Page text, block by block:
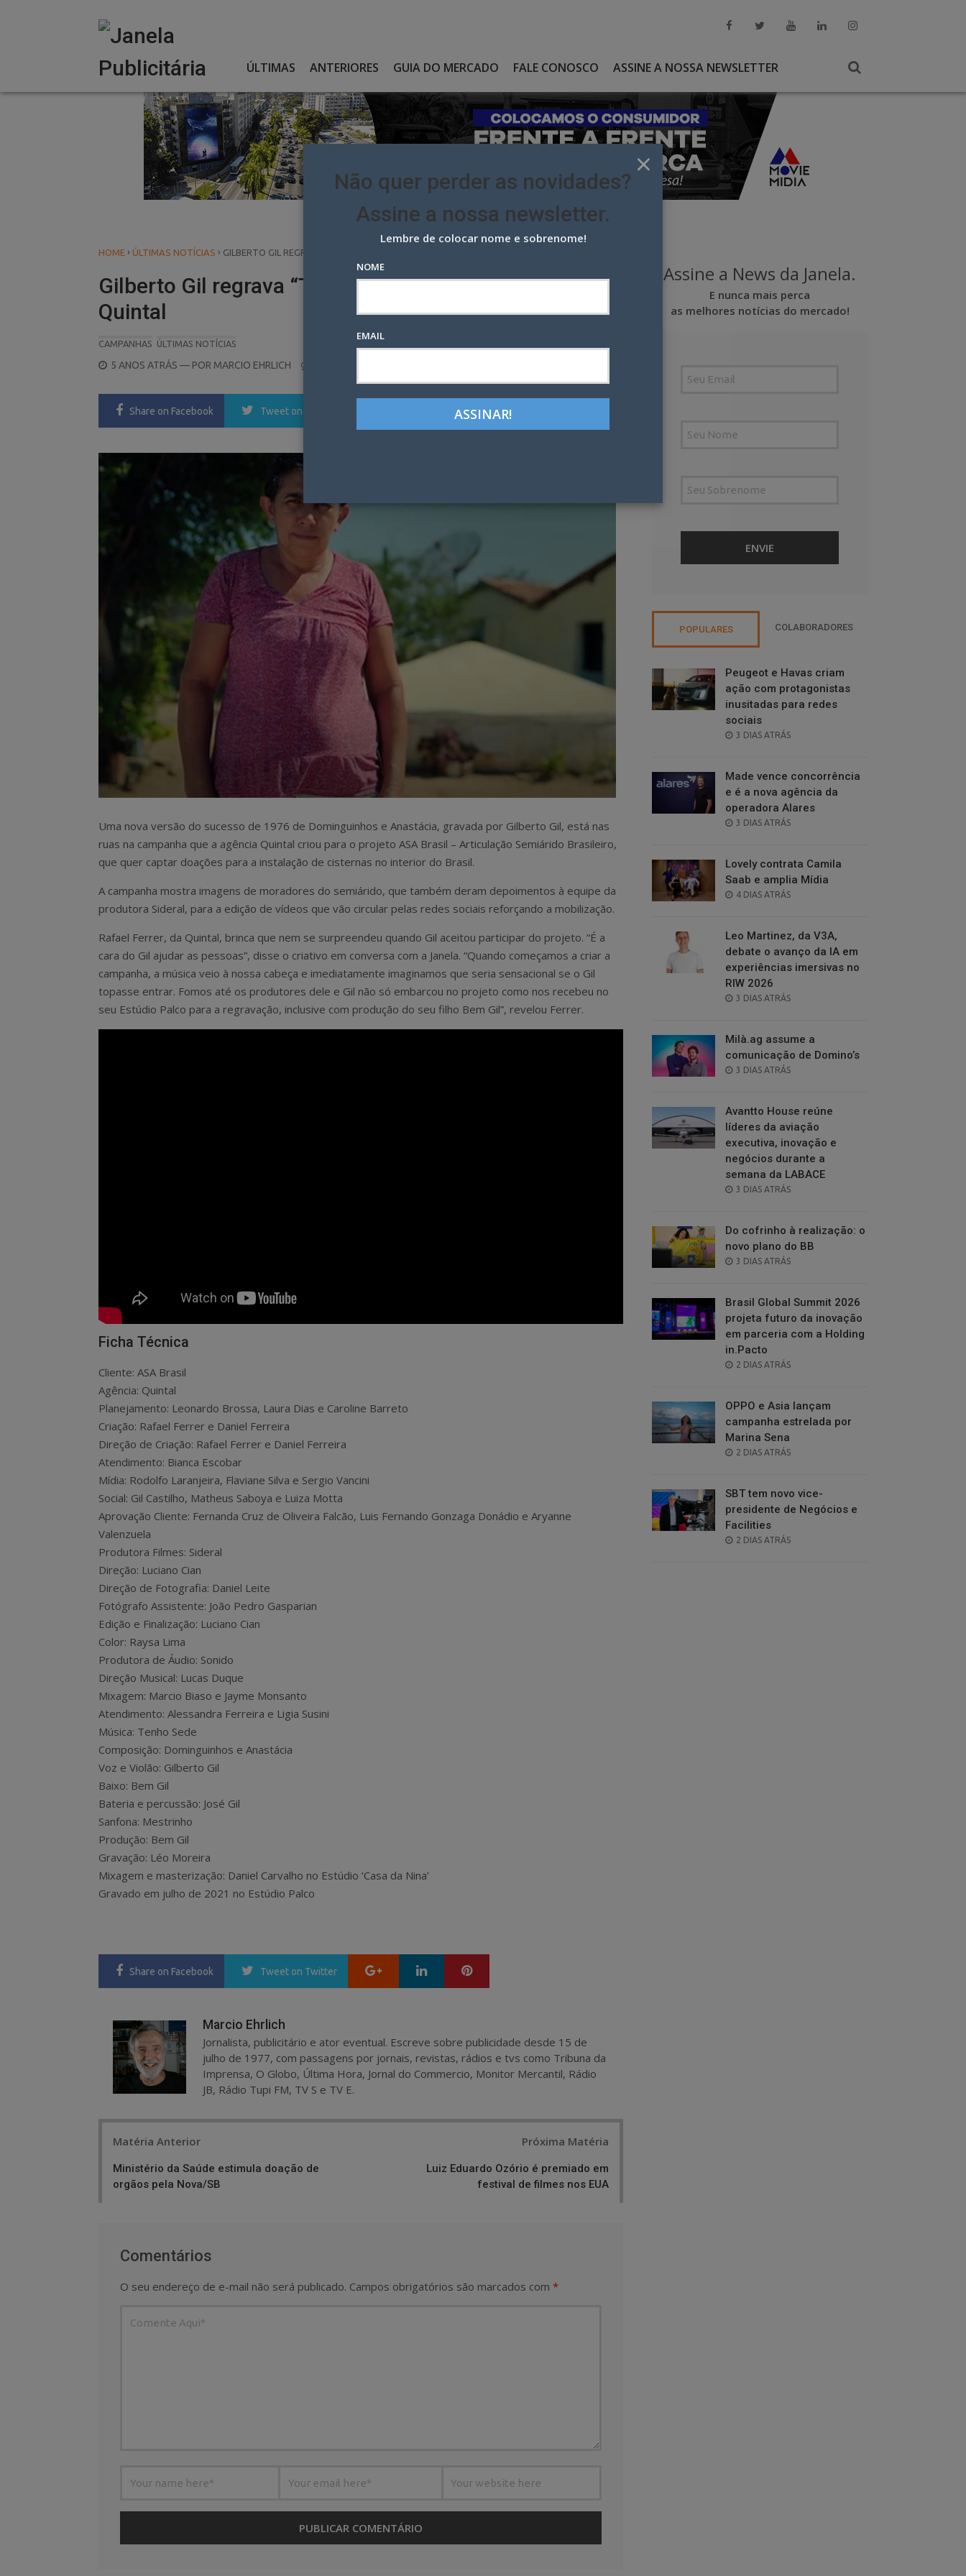
ÚLTIMAS ANTERIORES GUIA DO MERCADO FALE CONOSCO ASSINE A NOSSA NEWSLETTER
HOME › ÚLTIMAS NOTÍCIAS › GILBERTO GIL REGRAVA “TENHO SEDE” EM FILME DA AGÊNCIA QUINTAL
Gilberto Gil regrava “Tenho sede” em filme da agência
Quintal
CAMPANHAS ÚLTIMAS NOTÍCIAS
POSTED
5 ANOS ATRÁS — POR MARCIO EHRLICH
Share on Facebook Tweet on Twitter LinkedIn Pinterest
Uma nova versão do sucesso de 1976 de Dominguinhos e Anastácia, gravada por Gilberto Gil, está nas
ruas na campanha que a agência Quintal criou para o projeto ASA Brasil – Articulação Semiárido Brasileiro,
que quer captar doações para a instalação de cisternas no interior do Brasil.
A campanha mostra imagens de moradores do semiárido, que também deram depoimentos à equipe da
produtora Sideral, para a edição de vídeos que vão circular pelas redes sociais reforçando a mobilização.
Rafael Ferrer, da Quintal, brinca que nem se surpreendeu quando Gil aceitou participar do projeto. “É a
cara do Gil ajudar as pessoas”, disse o criativo em conversa com a Janela. “Quando começamos a criar a
campanha, a música veio à nossa cabeça e imediatamente imaginamos que seria sensacional se o Gil
topasse entrar. Fomos até os produtores dele e Gil não só embarcou no projeto como nos recebeu no
seu Estúdio Palco para a regravação, inclusive com produção do seu filho Bem Gil”, revelou Ferrer.
Ficha Técnica
Cliente: ASA Brasil
Agência: Quintal
Planejamento: Leonardo Brossa, Laura Dias e Caroline Barreto
Criação: Rafael Ferrer e Daniel Ferreira
Direção de Criação: Rafael Ferrer e Daniel Ferreira
Atendimento: Bianca Escobar
Mídia: Rodolfo Laranjeira, Flaviane Silva e Sergio Vancini
Social: Gil Castilho, Matheus Saboya e Luiza Motta
Aprovação Cliente: Fernanda Cruz de Oliveira Falcão, Luis Fernando Gonzaga Donádio e Aryanne
Valenzuela
Produtora Filmes: Sideral
Direção: Luciano Cian
Direção de Fotografia: Daniel Leite
Fotógrafo Assistente: João Pedro Gasparian
Edição e Finalização: Luciano Cian
Color: Raysa Lima
Produtora de Áudio: Sonido
Direção Musical: Lucas Duque
Mixagem: Marcio Biaso e Jayme Monsanto
Atendimento: Alessandra Ferreira e Ligia Susini
Música: Tenho Sede
Composição: Dominguinhos e Anastácia
Voz e Violão: Gilberto Gil
Baixo: Bem Gil
Bateria e percussão: José Gil
Sanfona: Mestrinho
Produção: Bem Gil
Gravação: Léo Moreira
Mixagem e masterização: Daniel Carvalho no Estúdio ‘Casa da Nina’
Gravado em julho de 2021 no Estúdio Palco
Share on Facebook Tweet on Twitter Google+ LinkedIn
Marcio Ehrlich
Jornalista, publicitário e ator eventual. Escreve sobre publicidade desde 15 de
julho de 1977, com passagens por jornais, revistas, rádios e tvs como Tribuna da
Imprensa, O Globo, Última Hora, Jornal do Commercio, Monitor Mercantil, Rádio
JB, Rádio Tupi FM, TV S e TV E.
Matéria Anterior
Ministério da Saúde estimula doação de
orgãos pela Nova/SB
Próxima Matéria
Luiz Eduardo Ozório é premiado em
festival de filmes nos EUA
Comentários
O seu endereço de e-mail não será publicado. Campos obrigatórios são marcados com *
Assine a News da Janela.
E nunca mais perca
as melhores notícias do mercado!
POPULARES COLABORADORES
Peugeot e Havas criam
ação com protagonistas
inusitadas para redes
sociais
POSTED
3 DIAS ATRÁS
Made vence concorrência
e é a nova agência da
operadora Alares
POSTED
3 DIAS ATRÁS
Lovely contrata Camila
Saab e amplia Mídia
POSTED
4 DIAS ATRÁS
Leo Martinez, da V3A,
debate o avanço da IA em
experiências imersivas no
RIW 2026
POSTED
3 DIAS ATRÁS
Milà.ag assume a
comunicação de Domino’s
POSTED
3 DIAS ATRÁS
Avantto House reúne
líderes da aviação
executiva, inovação e
negócios durante a
semana da LABACE
POSTED
3 DIAS ATRÁS
Do cofrinho à realização: o
novo plano do BB
POSTED
3 DIAS ATRÁS
Brasil Global Summit 2026
projeta futuro da inovação
em parceria com a Holding
in.Pacto
POSTED
2 DIAS ATRÁS
OPPO e Asia lançam
campanha estrelada por
Marina Sena
POSTED
2 DIAS ATRÁS
SBT tem novo vice-
presidente de Negócios e
Facilities
POSTED
2 DIAS ATRÁS
×
Não quer perder as novidades?
Assine a nossa newsletter.
Lembre de colocar nome e sobrenome!
NOME
EMAIL